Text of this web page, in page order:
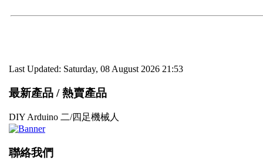
Last Updated: Saturday, 08 August 2026 21:53
最新產品 / 熱賣產品
DIY Arduino 二/四足機械人
聯絡我們